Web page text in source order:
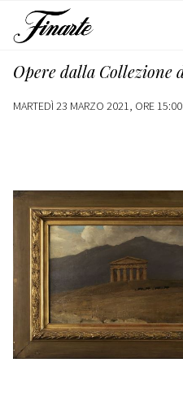
Opere dalla
MARTEDÌ 23 MARZO 2021, ORE 15:00